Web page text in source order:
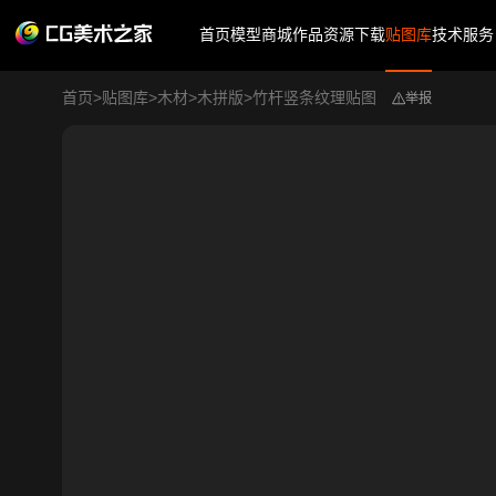
首页模型商城作品资源下载贴图库技术服务
首页>贴图库>木材>木拼版>竹杆竖条纹理贴图 举报